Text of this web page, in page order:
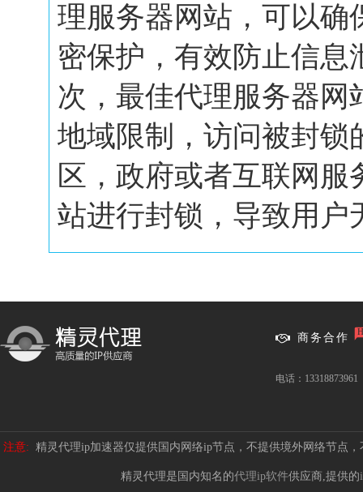
理服务器网站，可以确
密保护，有效防止信
次，最佳代理服务器
地域限制，访问被封锁
区，政府或者互联网
站进行封锁，导致用户
商务合作
电话：13318873961
注意: 精灵代理ip加速器仅提供国内网络ip节点，不提供境外网络节点
精灵代理是国内知名的代理ip软件供应商,提供的